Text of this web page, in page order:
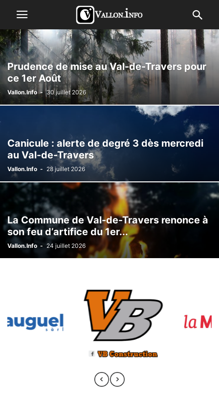
Prudence de mise au Val-de-Travers pour
ce 1er Août
Vallon.Info - 30 juillet 2026
Canicule : alerte de degré 3 dès mercredi
au Val-de-Travers
Vallon.Info - 28 juillet 2026
La Commune de Val-de-Travers renonce à
son feu d’artifice du 1er...
Vallon.Info - 24 juillet 2026